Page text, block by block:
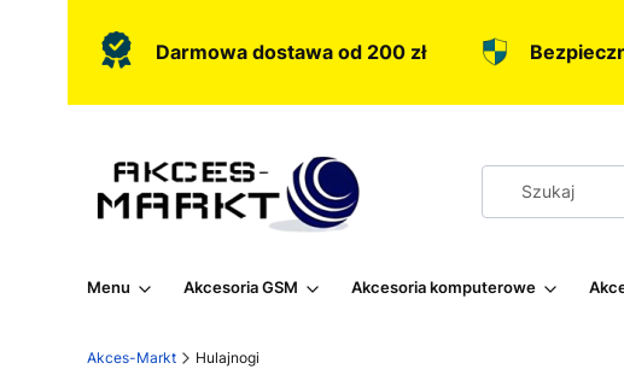
Darmowa dostawa od 200 zł
Menu Akcesoria GSM Akcesoria komputerowe
Akces-Markt Hulajnogi